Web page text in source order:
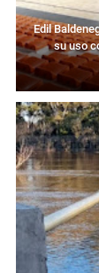
Edil
su uso